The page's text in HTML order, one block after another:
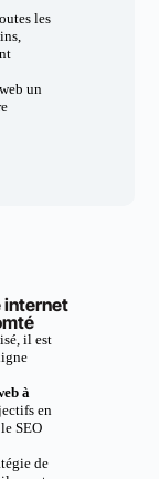
les
un
internet
il est
à
en
SEO
de